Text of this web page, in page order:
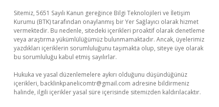
Sitemiz, 5651 Sayılı Kanun gereğince Bilgi Teknolojileri ve İletişim
Kurumu (BTK) tarafından onaylanmış bir Yer Sağlayıcı olarak hizmet
vermektedir. Bu nedenle, sitedeki içerikleri proaktif olarak denetleme
veya araştırma yükümlülüğümüz bulunmamaktadır. Ancak, üyelerimiz
yazdıkları içeriklerin sorumluluğunu taşımakta olup, siteye üye olarak
bu sorumluluğu kabul etmiş sayılırlar.
Hukuka ve yasal düzenlemelere aykırı olduğunu düşündüğünüz
içerikleri, backlinkpanelicomtr@gmail.com adresine bildirmeniz
halinde, ilgili içerikler yasal süre içerisinde sitemizden kaldırılacaktır.